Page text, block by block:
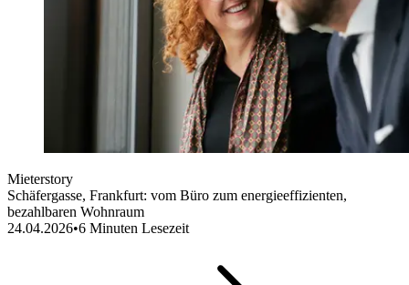
Mieterstory
Schäfergasse, Frankfurt: vom Büro zum energieeffizienten,
bezahlbaren Wohnraum
24.04.2026•6 Minuten Lesezeit